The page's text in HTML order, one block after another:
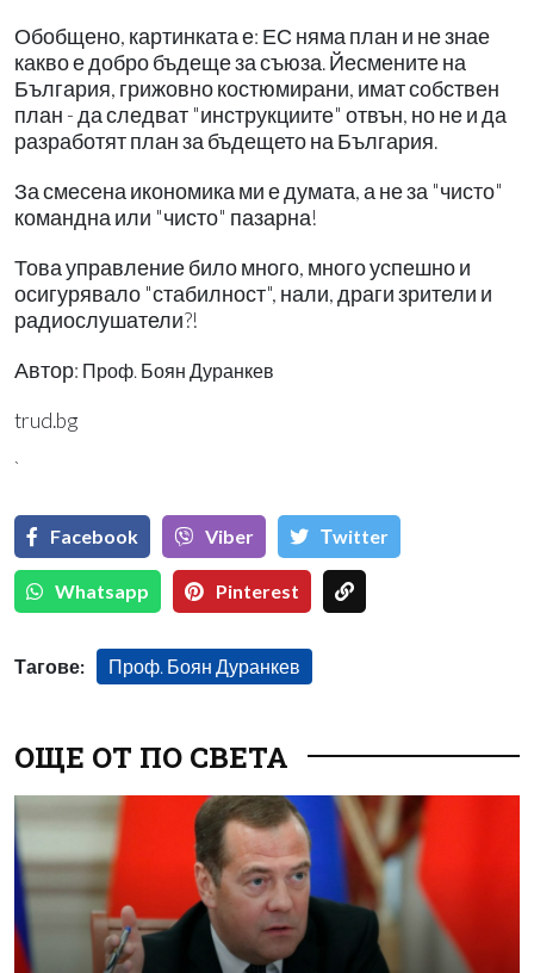
Обобщено, картинката е: ЕС няма план и не знае
какво е добро бъдеще за съюза. Йесмените на
България, грижовно костюмирани, имат собствен
план - да следват "инструкциите" отвън, но не и да
разработят план за бъдещето на България.
За смесена икономика ми е думата, а не за "чисто"
командна или "чисто" пазарна!
Това управление било много, много успешно и
осигурявало "стабилност", нали, драги зрители и
радиослушатели?!
Автор: Проф. Боян Дуранкев
trud.bg
`
Facebook Viber Тwitter
Whatsapp Pinterest
Тагове: Проф. Боян Дуранкев
ОЩЕ ОТ ПО СВЕТА